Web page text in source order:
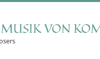
MUSIK VON